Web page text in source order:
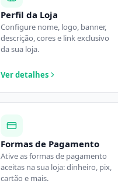
Perfil da Loja
Configure nome, logo, banner,
descrição, cores e link exclusivo
da sua loja.
Ver detalhes
Formas de Pagamento
Ative as formas de pagamento
aceitas na sua loja: dinheiro, pix,
cartão e mais.